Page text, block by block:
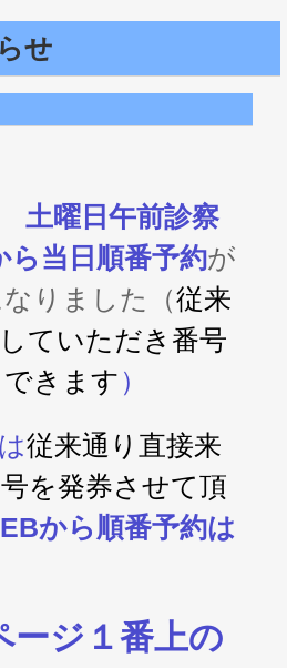
せ
土曜日午前診察
ら当日順番予約が
りました（従来
ていただき番号
きます ）
従来通り直接来
を発券させて頂
から順番予約は
ージ１番上の